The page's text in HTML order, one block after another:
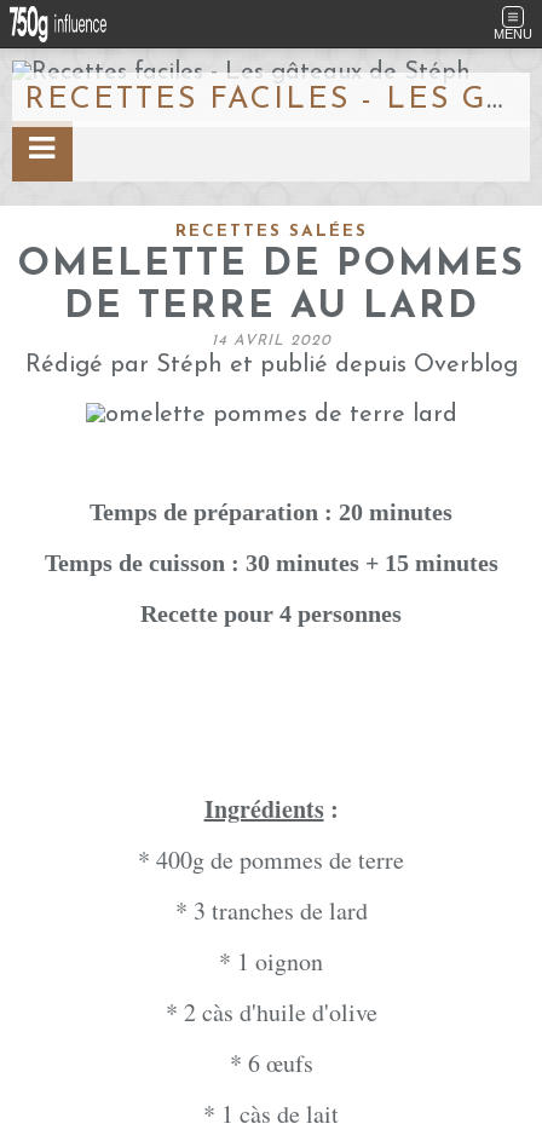
MENU
RECETTES FACILES - LES GÂTEAUX DE STÉPH
RECETTES SALÉES
OMELETTE DE POMMES
DE TERRE AU LARD
14 AVRIL 2020
Rédigé par Stéph et publié depuis Overblog
Temps de préparation : 20 minutes
Temps de cuisson : 30 minutes + 15 minutes
Recette pour 4 personnes
Ingrédients:
* 400g de pommes de terre
* 3 tranches de lard
* 1 oignon
* 2 càs d'huile d'olive
* 6 œufs
* 1 càs de lait